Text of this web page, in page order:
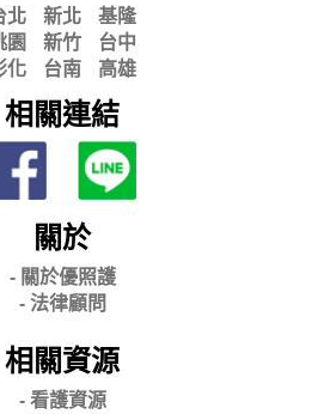
北 新北
基隆
園
新竹
台中
化
台南 高雄
相關連結
關於
- 關於優照護
- 法律顧問
相關資源
- 看護資源